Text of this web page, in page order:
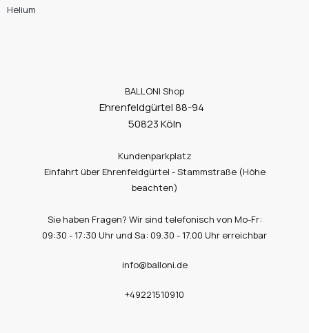
Helium
BALLONI Shop
Ehrenfeldgürtel 88-94
50823 Köln
Kundenparkplatz
Einfahrt über Ehrenfeldgürtel - Stammstraße (Höhe
beachten)
Sie haben Fragen? Wir sind telefonisch von Mo-Fr:
09:30 - 17:30 Uhr und Sa: 09.30 - 17.00 Uhr erreichbar
info@balloni.de
+49221510910